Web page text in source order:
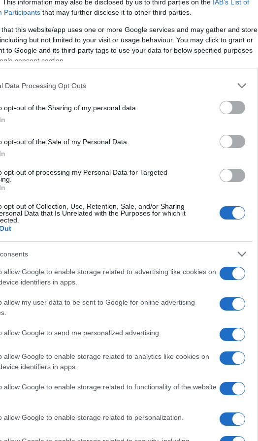
This information may also be disclosed by us to third parties on the IAB’s List of
Participants that may further disclose it to other third parties.
that this website/app uses one or more Google services and may gather and store
but not limited to your visit or usage behaviour. You may click to grant or
to Google and its third-party tags to use your data for below specified purposes
consent section.
Data Processing Opt Outs
opt-out of the Sharing of my personal data.
opt-out of the Sale of my Personal Data.
opt-out of processing my Personal Data for Targeted
opt-out of Collection, Use, Retention, Sale, and/or Sharing
Data that Is Unrelated with the Purposes for which it
allow Google to enable storage related to advertising like cookies on
identifiers in apps.
allow my user data to be sent to Google for online advertising
allow Google to send me personalized advertising.
allow Google to enable storage related to analytics like cookies on
identifiers in apps.
allow Google to enable storage related to functionality of the website
allow Google to enable storage related to personalization.
Οριοθετήθηκε η φωτιά που καίει από
πάντως η μάχη με τις φλόγες
σε δύσβατο σημείο στα Σφακιά
στην Πυροσβεστική
- 17:30
Τραγωδία με νεκρό εργάτη στα Σφακιά –
στο κενό από ταράτσα
ως ηλεκτρολόγος
- 14:12